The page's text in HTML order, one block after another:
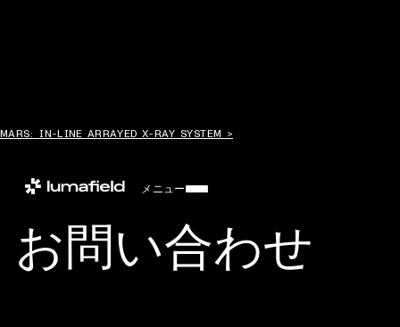
MARS: IN-LINE ARRAYED X-RAY SYSTEM >
メニュー
お問い合わせ